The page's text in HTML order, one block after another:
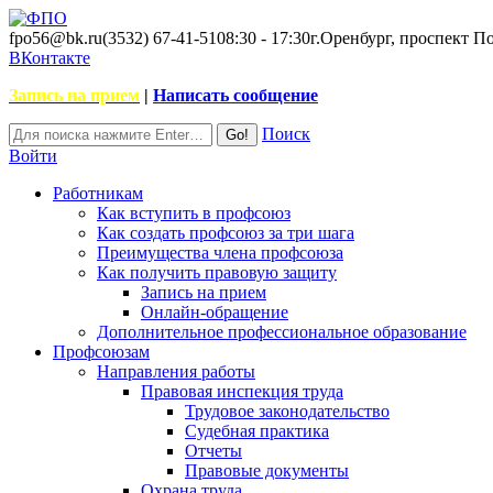
fpo56@bk.ru(3532) 67-41-5108:30 - 17:30г.Оренбург, проспект
ВКонтакте
Запись на прием | Написать сообщение
Поиск
Войти
Работникам
Как вступить в профсоюз
Как создать профсоюз за три шага
Преимущества члена профсоюза
Как получить правовую защиту
Запись на прием
Онлайн-обращение
Дополнительное профессиональное образование
Профсоюзам
Направления работы
Правовая инспекция труда
Трудовое законодательство
Судебная практика
Отчеты
Правовые документы